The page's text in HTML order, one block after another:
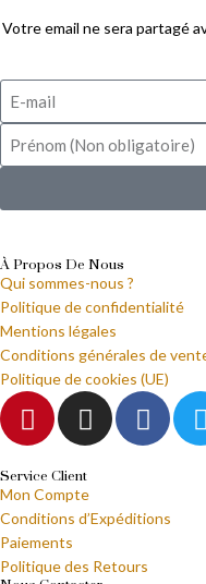
Votre email ne sera partagé
À Propos De Nous
Qui sommes-nous ?
Politique de confidentialité
Mentions légales
Conditions générales de
Politique de cookies (UE)
Service Client
Mon Compte
Conditions d’Expéditions
Paiements
Politique des Retours